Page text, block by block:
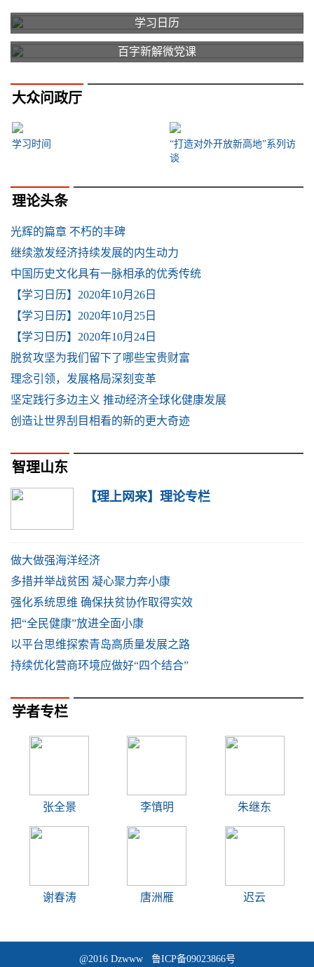
学习日历
百字新解微党课
大众问政厅
学习时间
“打造对外开放新高地”系列访
谈
理论头条
光辉的篇章 不朽的丰碑
继续激发经济持续发展的内生动力
中国历史文化具有一脉相承的优秀传统
【学习日历】2020年10月26日
【学习日历】2020年10月25日
【学习日历】2020年10月24日
脱贫攻坚为我们留下了哪些宝贵财富
理念引领，发展格局深刻变革
坚定践行多边主义 推动经济全球化健康发展
创造让世界刮目相看的新的更大奇迹
智理山东
【理上网来】理论专栏
做大做强海洋经济
多措并举战贫困 凝心聚力奔小康
强化系统思维 确保扶贫协作取得实效
把“全民健康”放进全面小康
以平台思维探索青岛高质量发展之路
持续优化营商环境应做好“四个结合”
学者专栏
张全景 李慎明 朱继东
谢春涛 唐洲雁 迟云
@2016 Dzwww 鲁ICP备09023866号